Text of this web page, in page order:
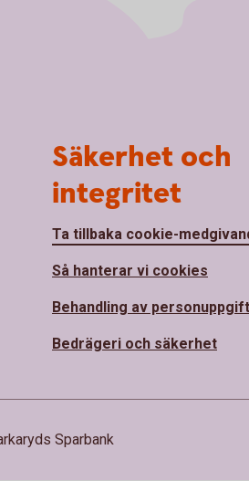
Säkerhet och
integritet
Ta tillbaka cookie-
Så hanterar vi cookies
Behandling av
Bedrägeri och säkerhet
Sparbank